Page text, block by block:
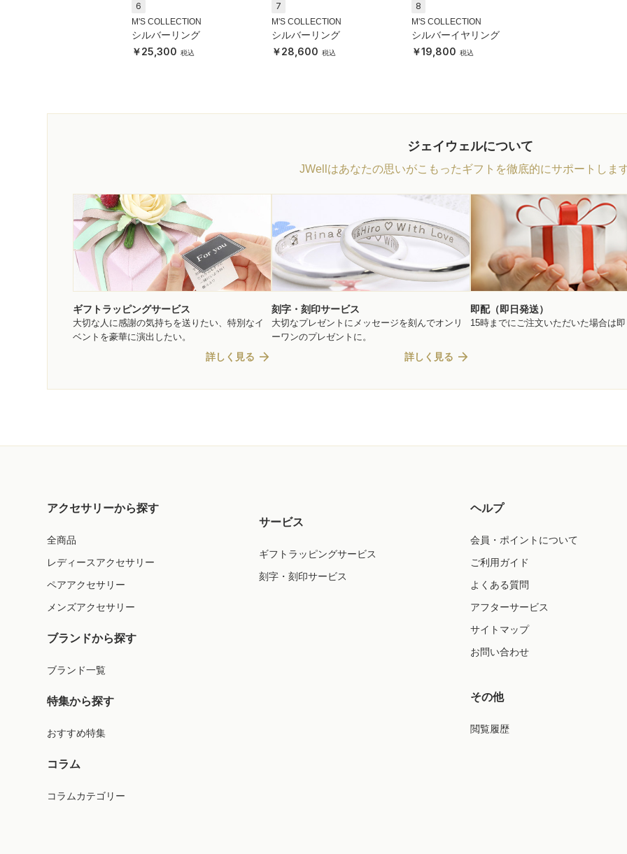
6
M'S COLLECTION
シルバーリング
25,300
7
M'S COLLECTION
シルバーリング
28,600
8
M'S COLLECTION
シルバーイヤリング
19,800
ジェイウェルについて
JWellはあなたの思いがこもったギフトを徹底的にサポートしま
ギフトラッピングサービス
大切な人に感謝の気持ちを送りたい、特別なイ
ベントを豪華に演出したい。
詳しく見る arrow_forward
刻字・刻印サービス
大切なプレゼントにメッセージを刻んでオンリ
ーワンのプレゼントに。
詳しく見る arrow_forward
即配（即日発送）
15時までにご注文いただいた場合は
アクセサリーから探す
全商品
レディースアクセサリー
ペアアクセサリー
メンズアクセサリー
ブランドから探す
ブランド一覧
特集から探す
おすすめ特集
コラム
コラムカテゴリー
サービス
ギフトラッピングサービス
刻字・刻印サービス
ヘルプ
会員・ポイントについて
ご利用ガイド
よくある質問
アフターサービス
サイトマップ
お問い合わせ
その他
閲覧履歴